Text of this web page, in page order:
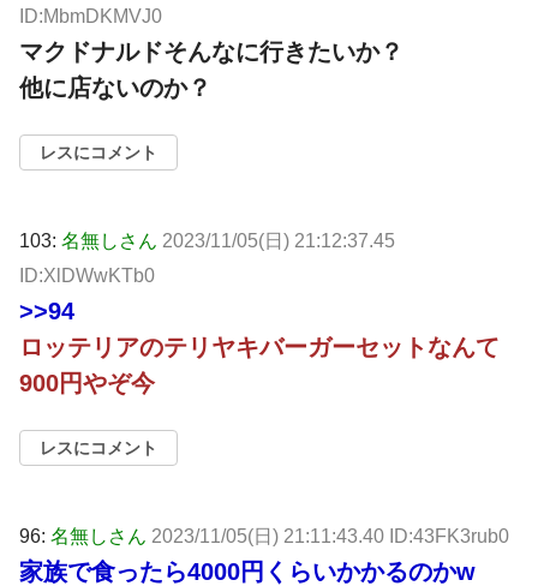
ID:MbmDKMVJ0
マクドナルドそんなに行きたいか？
他に店ないのか？
レスにコメント
103: 名無しさん 2023/11/05(日) 21:12:37.45
ID:XlDWwKTb0
>>94
ロッテリアのテリヤキバーガーセットなんて
900円やぞ今
レスにコメント
96: 名無しさん 2023/11/05(日) 21:11:43.40 ID:43FK3rub0
家族で食ったら4000円くらいかかるのかw